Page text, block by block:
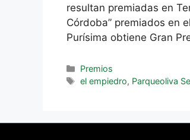
resultan premiadas en
Córdoba” premiados en
Purísima obtiene Gran
Premios
el empiedro, Parqueoliva